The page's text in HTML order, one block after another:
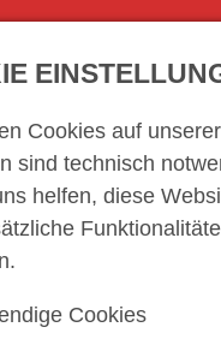
DETAILSEITE
Cookies auf
sind technisch
helfen, diese
Cookies